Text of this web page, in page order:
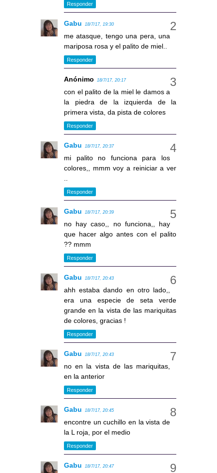
Responder
Gabu 18/7/17, 19:30
me atasque, tengo una pera, una
mariposa rosa y el palito de miel..
Responder
Anónimo 18/7/17, 20:17
con el palito de la miel le damos a
la piedra de la izquierda de la
primera vista, da pista de colores
Responder
Gabu 18/7/17, 20:37
mi palito no funciona para los
colores,, mmm voy a reiniciar a ver
Responder
Gabu 18/7/17, 20:39
no hay caso,, no funciona,, hay
que hacer algo antes con el palito
?? mmm
Responder
Gabu 18/7/17, 20:43
ahh estaba dando en otro lado,,
era una especie de seta verde
grande en la vista de las mariquitas
de colores, gracias !
Responder
Gabu 18/7/17, 20:43
no en la vista de las mariquitas,
en la anterior
Responder
Gabu 18/7/17, 20:45
encontre un cuchillo en la vista de
la L roja, por el medio
Responder
Gabu 18/7/17, 20:47